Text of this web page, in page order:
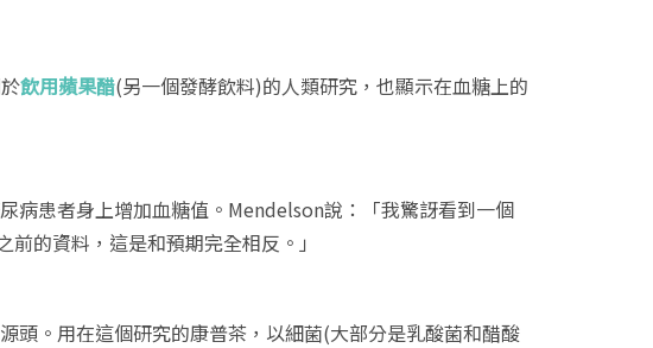
飲用蘋果醋(另一個發酵飲料)的人類研究，也顯示在血糖上的
病患者身上增加血糖值。Mendelson說：「我驚訝看到一個
的資料，這是和預期完全相反。」
頭。用在這個研究的康普茶，以細菌(大部分是乳酸菌和醋酸